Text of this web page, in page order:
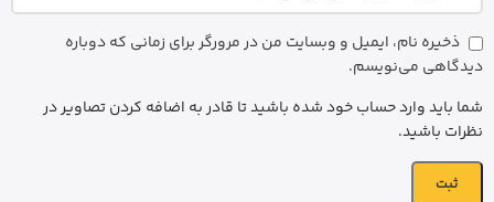
ذخیره نام، ایمیل و وبسایت من در مرورگر برای زمانی که دوباره
دیدگاهی می‌نویسم.
شما باید وارد حساب خود شده باشید تا قادر به اضافه کردن تصاویر در
نظرات باشید.